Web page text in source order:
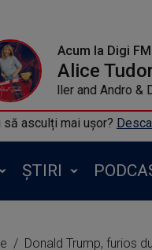
Acum la Digi FM
Alice
THE LIMBA ft Misha
să asculți mai ușor?
ȘTIRI
Donald Trump, furios